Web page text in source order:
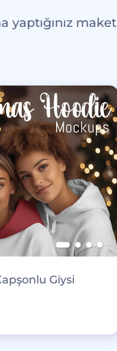
yaptığınız
Giysi